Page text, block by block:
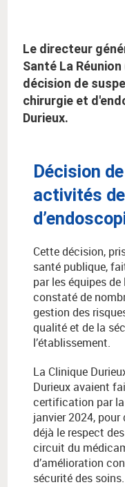
Le directeur
Santé La
décision de
chirurgie et
Durieux.
Décision
activités
Cette décision,
santé publique,
par les équipes de
constaté de
gestion des
qualité et de la
l’établissement.
La Clinique
Durieux avaient
certification par
janvier 2024,
déjà le respect
circuit du
d’amélioration
sécurité des soins.